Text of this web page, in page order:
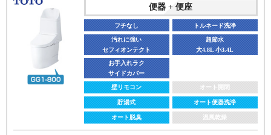
便器 + 便座
フチなし トルネード洗浄
汚れに強い
セフィオンテクト
超節水
大4.8L 小3.4L
お手入れラク
サイドカバー
壁リモコン オート開閉
貯湯式 オート便器洗浄
オート脱臭 温風乾燥